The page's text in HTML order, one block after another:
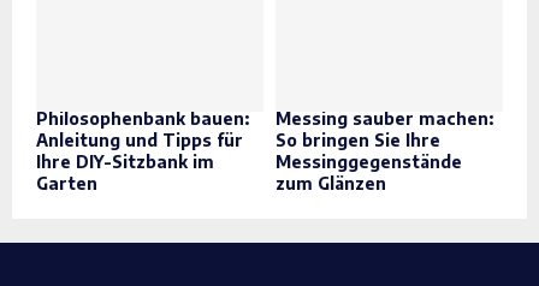
Philosophenbank bauen:
Anleitung und Tipps für
Ihre DIY-Sitzbank im
Garten
Messing sauber machen:
So bringen Sie Ihre
Messinggegenstände
zum Glänzen